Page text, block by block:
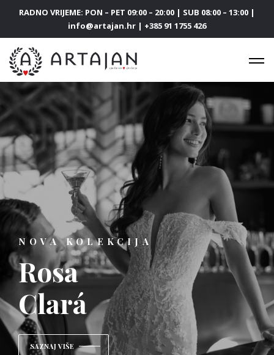
RADNO VRIJEME: PON – PET 09:00 – 20:00 | SUB 08:00 – 13:00 |
info@artajan.hr | +385 91 1755 426
NOVA KOLEKCIJA
Rosa
Clará
SAZNAJ VIŠE